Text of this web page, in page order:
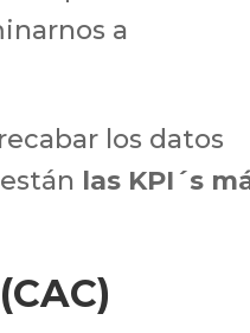
a
los datos
las KPI´s